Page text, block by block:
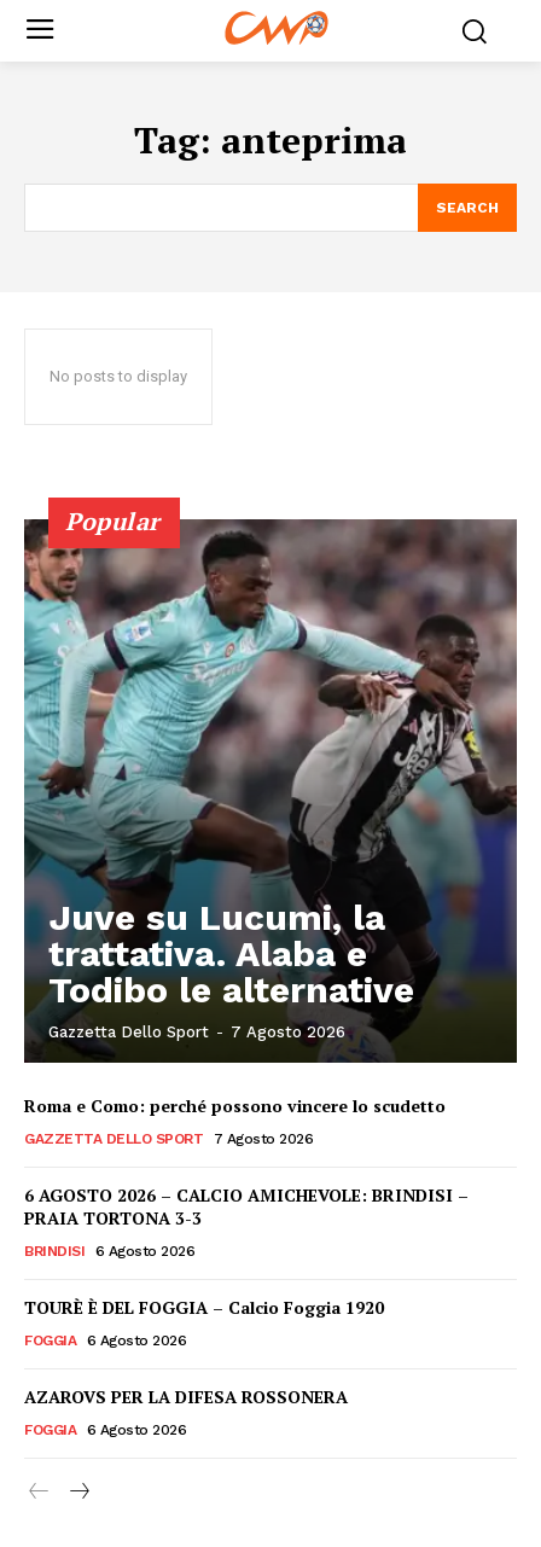
Tag: anteprima
SEARCH
No posts to display
Popular
Juve su Lucumi, la
trattativa. Alaba e
Todibo le alternative
Gazzetta Dello Sport - 7 Agosto 2026
Roma e Como: perché possono vincere lo scudetto
GAZZETTA DELLO SPORT 7 Agosto 2026
6 AGOSTO 2026 – CALCIO AMICHEVOLE: BRINDISI –
PRAIA TORTONA 3-3
BRINDISI 6 Agosto 2026
TOURÈ È DEL FOGGIA – Calcio Foggia 1920
FOGGIA 6 Agosto 2026
AZAROVS PER LA DIFESA ROSSONERA
FOGGIA 6 Agosto 2026